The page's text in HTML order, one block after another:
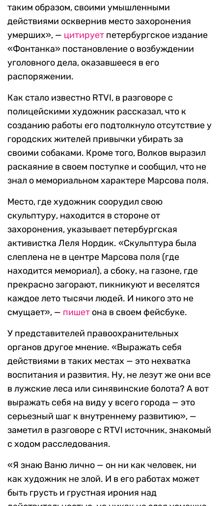
таким образом, своими умышленными
действиями осквернив место захоронения
умерших», — цитирует петербургское издание
«Фонтанка» постановление о возбуждении
уголовного дела, оказавшееся в его
распоряжении.
Как стало известно RTVI, в разговоре с
полицейскими художник рассказал, что к
созданию работы его подтолкнуло отсутствие у
городских жителей привычки убирать за
своими собаками. Кроме того, Волков выразил
раскаяние в своем поступке и сообщил, что не
знал о мемориальном характере Марсова поля.
Место, где художник соорудил свою
скульптуру, находится в стороне от
захоронения, указывает петербургская
активистка Леля Нордик. «Скульптура была
слеплена не в центре Марсова поля (где
находится мемориал), а сбоку, на газоне, где
прекрасно загорают, пикникуют и веселятся
каждое лето тысячи людей. И никого это не
смущает», — пишет она в своем фейсбуке.
У представителей правоохранительных
органов другое мнение. «Выражать себя
действиями в таких местах — это нехватка
воспитания и развития. Ну, не лезут же они все
в лужские леса или синявинские болота? А вот
выражать себя на виду у всего города — это
серьезный шаг к внутреннему развитию», —
заметил в разговоре с RTVI источник, знакомый
с ходом расследования.
«Я знаю Ваню лично — он ни как человек, ни
как художник не злой. И в его работах может
быть грусть и грустная ирония над